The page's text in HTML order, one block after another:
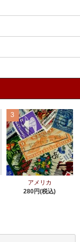
3
アメリカ
280円(税込)